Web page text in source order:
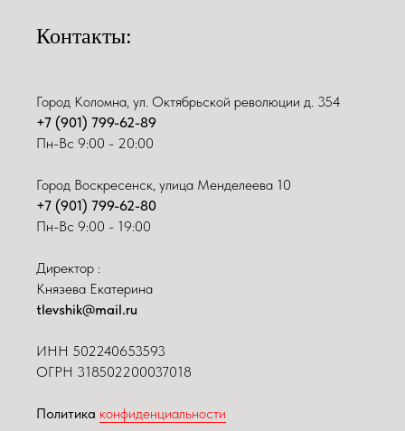
Контакты:
Город Коломна, ул. Октябрьской революции д. 354
+7 (901) 799-62-89
Пн-Вс 9:00 - 20:00
Город Воскресенск, улица Менделеева 10
+7 (901) 799-62-80
Пн-Вс 9:00 - 19:00
Директор :
Князева Екатерина
tlevshik@mail.ru
ИНН 502240653593
ОГРН 318502200037018
Политика конфиденциальности